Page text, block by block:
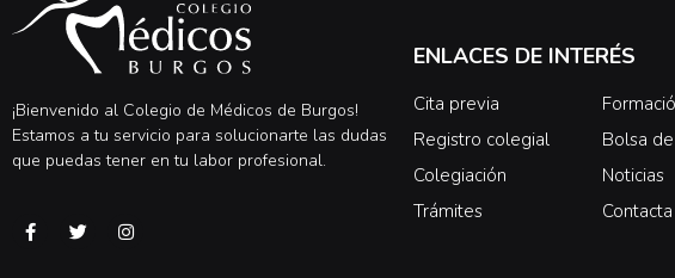
¡Bienvenido al Colegio de Médicos de Burgos!
Estamos a tu servicio para solucionarte las dudas
que puedas tener en tu labor profesional.
ENLACES DE INTERÉS
Cita previa
Registro colegial
Colegiación
Trámites
Bolsa
Noticias